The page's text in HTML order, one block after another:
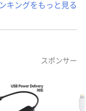
キングをもっと見る
スポンサー